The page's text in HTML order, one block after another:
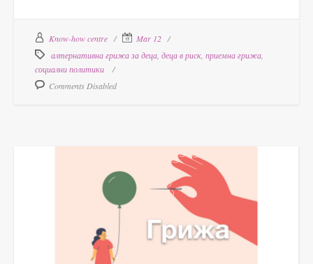
Know-how centre
Mar 12
алтернативна грижа за деца деца в риск приемна грижа
социални политики
Comments Disabled